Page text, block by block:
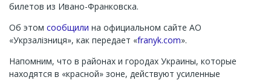
билетов из Ивано-Франковска.
Об этом сообщили на официальном сайте АО
«Укрзалізниця», как передает «franyk.com».
Напомним, что в районах и городах Украины, которые
находятся в «красной» зоне, действуют усиленные